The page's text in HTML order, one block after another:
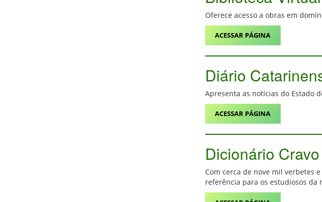
Oferece acesso a obras em
ACESSAR PÁGINA
Diário
Apresenta as notícias do Estado
ACESSAR PÁGINA
Dicionário
Com cerca de nove mil verbetes
referência para os estudiosos